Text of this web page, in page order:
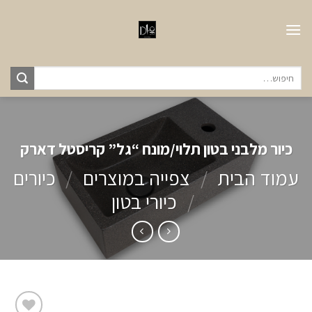
עבור:
כיור מלבני בטון תלוי/מונח “גל” קריסטל דארק
עמוד הבית / צפייה במוצרים / כיורים
/ כיורי בטון